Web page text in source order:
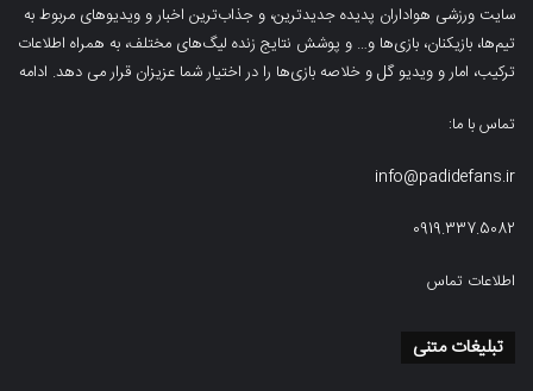
سایت ورزشی هواداران پدیده جدیدترین، و جذاب‌ترین اخبار و ویدیوهای مربوط به
تیم‌ها، بازیکنان، بازی‌ها و… و پوشش نتایج زنده لیگ‌های مختلف، به همراه اطلاعات
ترکیب، امار و ویدیو‌‌ گل‌ و خلاصه بازی‌ها را در اختیار شما عزیزان قرار می دهد. ادامه
تماس با ما:
info@padidefans.ir
0919.337.5082
اطلاعات تماس
تبلیغات متنی